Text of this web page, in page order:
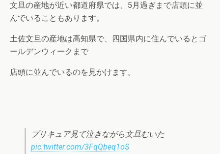
文旦の産地が近い都道府県では、5月過ぎまで店頭に並
んでいることもあります。
土佐文旦の産地は高知県で、四国県内に住んでいるとゴ
ールデンウィークまで
店頭に並んでいるのを見かけます。
プリキュア見て泣きながら文旦むいた
pic.twitter.com/3FqQbeq1oS